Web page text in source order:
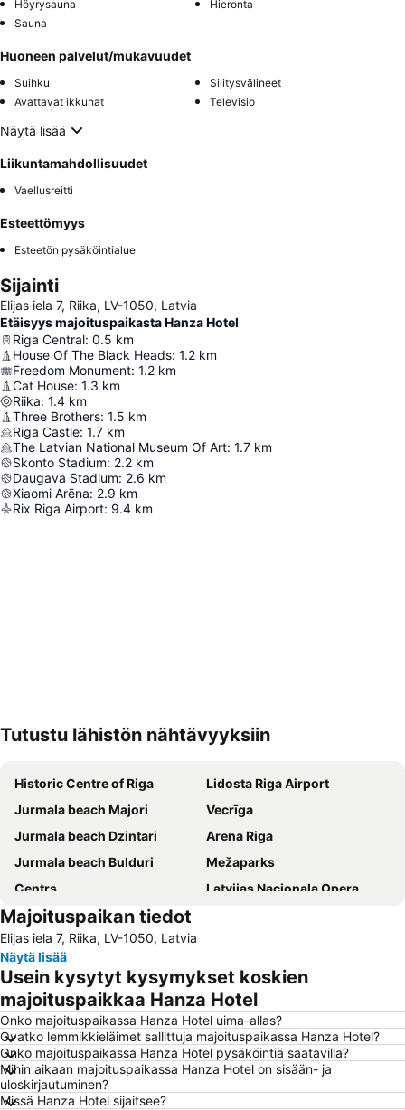
Höyrysauna
Hieronta
Sauna
Huoneen palvelut/mukavuudet
Suihku
Silitysvälineet
Avattavat ikkunat
Televisio
Näytä lisää
Liikuntamahdollisuudet
Vaellusreitti
Esteettömyys
Esteetön pysäköintialue
Sijainti
Elijas iela 7, Riika, LV-1050, Latvia
Etäisyys majoituspaikasta Hanza Hotel
Riga Central: 0.5 km
House Of The Black Heads: 1.2 km
Freedom Monument: 1.2 km
Cat House: 1.3 km
Riika: 1.4 km
Three Brothers: 1.5 km
Riga Castle: 1.7 km
The Latvian National Museum Of Art: 1.7 km
Skonto Stadium: 2.2 km
Daugava Stadium: 2.6 km
Xiaomi Arēna: 2.9 km
Rix Riga Airport: 9.4 km
Tutustu lähistön nähtävyyksiin
Historic Centre of Riga
Lidosta Riga Airport
Jurmala beach Majori
Vecrīga
Jurmala beach Dzintari
Arena Riga
Jurmala beach Bulduri
Mežaparks
Centrs
Latvijas Nacionala Opera
Dome Square
Centrala Stacija
International Exhibition Centre Kipsala
Elisabetes iela
Kipsalla
Jaunciems
Āgenskalns
Skanste
Šķirotava
Majori Pludmale
Latgales priekšpilsēta
St. Peter's Church
Mežciems
Majoituspaikan tiedot
Elijas iela 7, Riika, LV-1050, Latvia
Näytä lisää
Usein kysytyt kysymykset koskien
majoituspaikkaa Hanza Hotel
Onko majoituspaikassa Hanza Hotel uima-allas?
Ovatko lemmikkieläimet sallittuja majoituspaikassa Hanza Hotel?
Onko majoituspaikassa Hanza Hotel pysäköintiä saatavilla?
Mihin aikaan majoituspaikassa Hanza Hotel on sisään- ja
uloskirjautuminen?
Missä Hanza Hotel sijaitsee?